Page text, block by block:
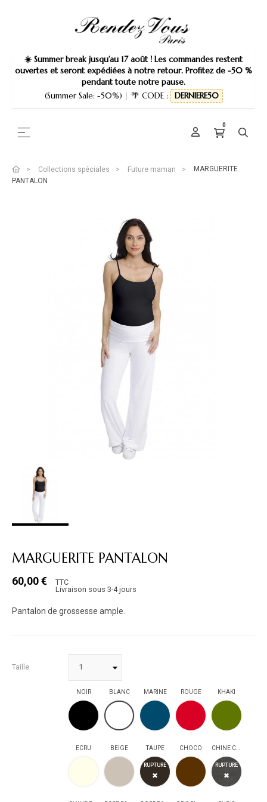
☀️ Summer break jusqu’au 17 août ! Les commandes restent
ouvertes et seront expédiées à notre retour. Profitez de -50 %
pendant toute notre pause.
(Summer Sale: -50%) | 🌴 CODE : DERNIERE50
Basculer la navigation
☰
0
Collections spéciales Future maman
MARGUERITE
PANTALON
MARGUERITE PANTALON
60,00 €
TTC
Livraison sous 3-4 jours
Pantalon de grossesse ample.
Taille
NOIR
NOIR
BLANC
BLANC
MARINE
MARINE
ROUGE
ROUGE
KHAKI
KHAKI
ECRU BEIGE
BEIGE
TAUPE
RUPTURE
✖
TAUPE
CHOCO
CHOCO RUPTURE
✖
CHINE CLAIR